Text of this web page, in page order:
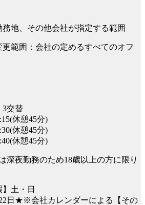
務地、その他会社が指定する範囲
更範囲：会社の定めるすべてのオフ
3交替
休憩45分)
休憩45分)
休憩45分)
深夜勤務のため18歳以上の方に限り
】土・日
日★※会社カレンダーによる【その